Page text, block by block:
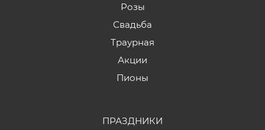
Розы
Свадьба
Траурная
Акции
Пионы
ПРАЗДНИКИ